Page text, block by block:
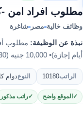
مطلوب افراد امن
وظائف خالية مصر شاغرة
نبذة عن الوظيفة:
أيام إجازة)• 10,000 جنيه (30 يوم عمل) عدد ساعات العمل: 12 …
الراتب10180 النوعدوام
الموقع واضح راتب مذكور